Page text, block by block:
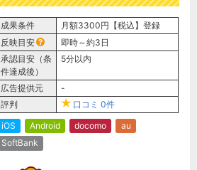
成果条件
月額3300円【税込】登録
反映目安
即時～約3日
承認目安（条
件達成後）
5分以内
広告提供元
-
評判
口コミ 0件
iOS
Android docomo
au
SoftBank